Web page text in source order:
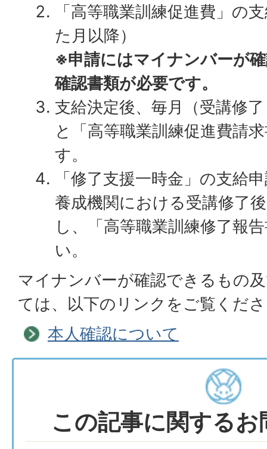
「高等職業訓練促進費」の
た月以降）
※申請にはマイナンバーが
確認書類が必要です。
支給決定後、毎月（受講修
と「高等職業訓練促進費請
す。
「修了支援一時金」の支給
養成機関における受講修了
し、「高等職業訓練修了報
い。
マイナンバーが確認できるもの
ては、以下のリンクをご覧くだ
本人確認について
この記事に関する